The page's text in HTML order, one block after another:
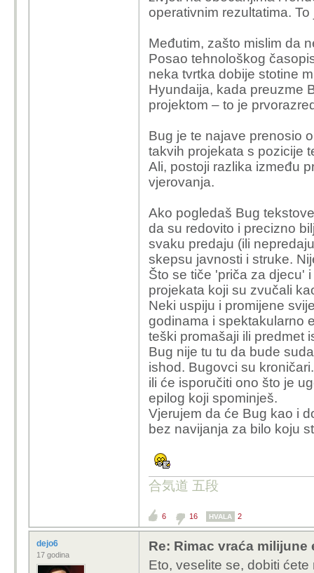
'proizvodnju' vozila
slavljenja rimca, kao
napraviti nešto
..
operativnim rezultatima.
Međutim, zašto mislim da
Posao tehnološkog
neka tvrtka dobije stotine
Hyundaija, kada preuzme
projektom – to je
Bug je te najave prenosio
takvih projekata s pozicije
Ali, postoji razlika između
vjerovanja.
Ako pogledaš Bug
da su redovito i precizno
svaku predaju (ili
skepsu javnosti i struke.
Što se tiče 'priča za djecu'
projekata koji su zvučali
Neki uspiju i promijene
godinama i spektakularno
teški promašaji ili predmet
Bug nije tu tu da bude
ishod. Bugovci su
ili će isporučiti ono što je
epilog koji spominješ.
Vjerujem da će Bug kao i
bez navijanja za bilo koju
合気道 五段
6 16 HVALA 2
dejo6
17 godina
Re: Rimac vraća milijune
Eto, veselite se, dobiti